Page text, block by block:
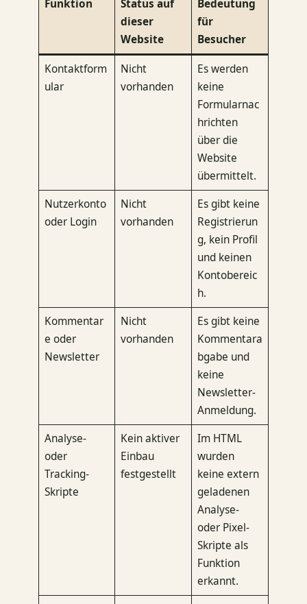
Funktion
Status auf
dieser
Website
Bedeutung
für
Besucher
Kontaktform
ular
Nicht
vorhanden
Es werden
keine
Formularnac
hrichten
über die
Website
übermittelt.
Nutzerkonto
oder Login
Nicht
vorhanden
Es gibt keine
Registrierun
g, kein Profil
und keinen
Kontobereic
h.
Kommentar
e oder
Newsletter
Nicht
vorhanden
Es gibt keine
Kommentara
bgabe und
keine
Newsletter-
Anmeldung.
Analyse-
oder
Tracking-
Skripte
Kein aktiver
Einbau
festgestellt
Im HTML
wurden
keine extern
geladenen
Analyse-
oder Pixel-
Skripte als
Funktion
erkannt.